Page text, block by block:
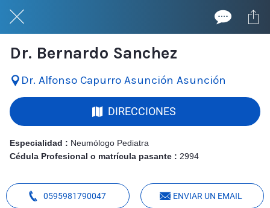
Dr. Bernardo Sanchez
Dr. Alfonso Capurro Asunción Asunción
DIRECCIONES
Especialidad : Neumólogo Pediatra
Cédula Profesional o matrícula pasante : 2994
0595981790047 ENVIAR UN EMAIL